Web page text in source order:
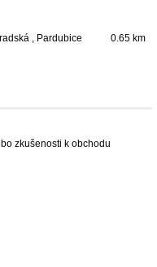
, Pardubice 0.65 km
zkušenosti k obchodu